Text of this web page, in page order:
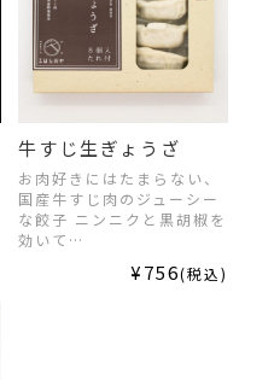
牛すじ生ぎょうざ
お肉好きにはたまらない、
国産牛すじ肉のジューシー
な餃子 ニンニクと黒胡椒を
効いて…
¥756(税込)